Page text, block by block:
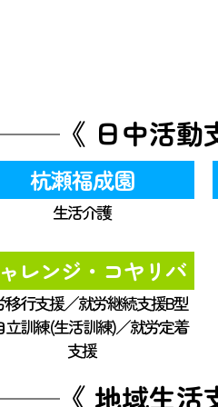
《 日中活動
杭瀬福成園
生活介護
レンジ・コヤリバ
移行支援／就労継続支援B型
立訓練(生活訓練)／就労定着
支援
《 地域生活